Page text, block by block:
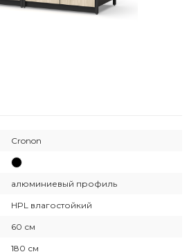
Cronon
алюминиевый профиль
HPL влагостойкий
60 см
180 см